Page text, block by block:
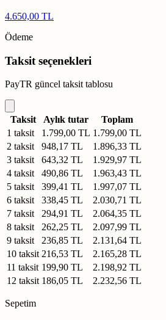
4.650,00 TL
Ödeme
Taksit seçenekleri
PayTR güncel taksit tablosu
Taksit Aylık tutar
Toplam
1 taksit
1.799,00 TL 1.799,00 TL
2 taksit
948,17 TL
1.896,33 TL
3 taksit
643,32 TL
1.929,97 TL
4 taksit
490,86 TL
1.963,43 TL
5 taksit
399,41 TL
1.997,07 TL
6 taksit
338,45 TL
2.030,71 TL
7 taksit
294,91 TL
2.064,35 TL
8 taksit
262,25 TL
2.097,99 TL
9 taksit
236,85 TL
2.131,64 TL
10 taksit 216,53 TL
2.165,28 TL
11 taksit 199,90 TL
2.198,92 TL
12 taksit 186,05 TL 2.232,56 TL
Sepetim